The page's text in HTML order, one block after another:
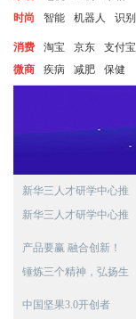
时尚
智能 机器人 识别
消费 淘宝 京东
支付宝
微商
疾病 减肥 保健
新华三人才研学中心推
新华三人才研学中心推
产品要赢 融合创新！
锤炼三个精神，弘扬生
中国坚果3.0开创者